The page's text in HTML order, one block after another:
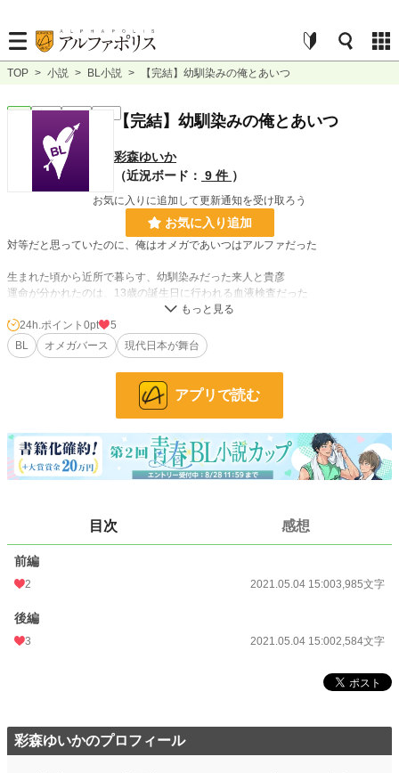
TOP > 小説 > BL小説 > 【完結】幼馴染みの俺とあいつ
完結 短編 【完結】幼馴染みの俺とあいつ
彩森ゆいか
（近況ボード： 9 件 ）
お気に入りに追加して更新通知を受け取ろう
お気に入り追加
対等だと思っていたのに、俺はオメガであいつはアルファだった
生まれた頃から近所で暮らす、幼馴染みだった来人と貴彦
運命が分かれたのは、13歳の誕生日に行われる血液検査だった
オメガバース
アルファ×オメガ
フジョッシーにも掲載しています
BL 31,438 位 / 31,438 件
0 pt
文字数
更新日時
初回公開日時
初回完結日時
年間ポイント 2,568 pt (61,189 位)
24h.ポイント 0pt
5
BL
オメガバース 現代日本が舞台
アプリで読む
目次 感想
前編
2 2021.05.04 15:003,985文字
後編
3 2021.05.04 15:002,584文字
彩森ゆいかのプロフィール